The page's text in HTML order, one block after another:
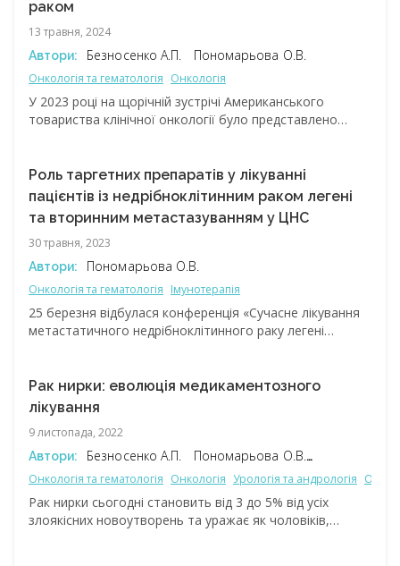
науково-практичної конференції «Терапія супроводу
в онкології», яка відбулася 4 квітня.
раком
13 травня, 2024
Автори: Безносенко А.П. Пономарьова О.В.
Онкологія та гематологія Онкологія
У 2023 році на щорічній зустрічі Американського
товариства клінічної онкології було представлено
ІІІ фази, в якому вивчали перевагу комбінації
трифлуридин/типірацил + бевацизумаб над
монотерапією трифлуридином/типірацилом у лікуванні
пацієнтів із рефрактерним мКРР. Результати
дослідження опубліковано в The New England Journal
of Medicine 4 травня 2023 року.
Роль таргетних препаратів у лікуванні
пацієнтів із недрібноклітинним раком легені
та вторинним метастазуванням у ЦНС
30 травня, 2023
Автори: Пономарьова О.В.
Онкологія та гематологія Імунотерапія
25 березня відбулася конференція «Cучасне лікування
метастатичного недрібноклітинного раку легені
при веденні пацієнтів з недрібноклітинним раком легені
(НДРЛ). Зокрема, фокус доповідей було зміщено саме
на аспекти діагностики та сучасні можливості лікування
вторинних метастазів у центральній нервовій системі
(ЦНС) при НДРЛ.
Рак нирки: еволюція медикаментозного
лікування
9 листопада, 2022
Автори: Безносенко А.П.
Пономарьова О.В.
Стаховський О.Е.
Стаховський Е.О.
Онкологія та гематологія Онкологія Урологія та андрологія
Рак нирки сьогодні становить від 3 до 5% від усіх
злоякісних новоутворень та уражає як чоловіків,